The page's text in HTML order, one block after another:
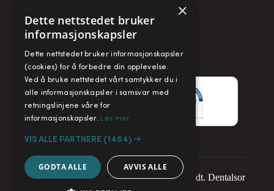
Telefon: +47 38 27 88 88
Fax: + 47 38 27 88 89
Copyright © 2025. Alle rettigheter forbeholdt. Dentalsor
×
Dette nettstedet bruker
informasjonskapsler
Dette nettstedet bruker informasjonskapsler
(cookies) for å forbedre din opplevelse.
Ved å bruke nettstedet vårt samtykker du i
alle informasjonskapsler i samsvar med
retningslinjene våre for
informasjonskapsler. Les mer
VIS ALLE PARTNERE (1464) →
GODTA ALLE AVVIS ALLE